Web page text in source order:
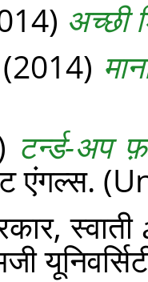
अच्छी
टर्न्ड-अप
एंगल्स.
स्वाती